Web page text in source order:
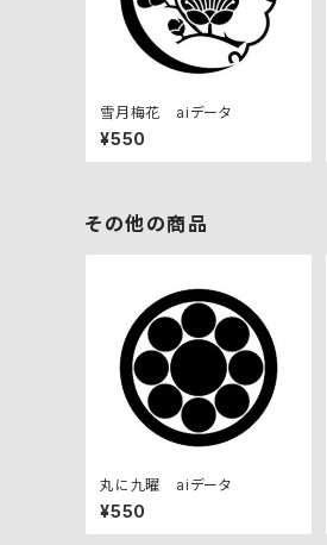
雪月梅花 aiデータ
¥550
その他の商品
丸に九曜 aiデータ
¥550